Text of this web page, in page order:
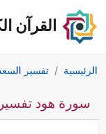
القرآن
الرئيسية تفسير
سورة هود تفسير